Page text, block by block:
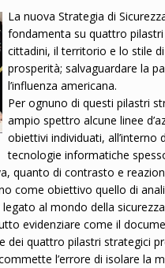
La nuova Strategia di
fondamenta su quattro
cittadini, il territorio e lo stile
prosperità; salvaguardare la
l’influenza americana.
Per ognuno di questi pilastri
ampio spettro alcune linee
obiettivi individuati, all’interno
tecnologie informatiche
quanto di contrasto e
come obiettivo quello di
al mondo della
evidenziare come il
dei quattro pilastri strategici
l’errore di isolare la